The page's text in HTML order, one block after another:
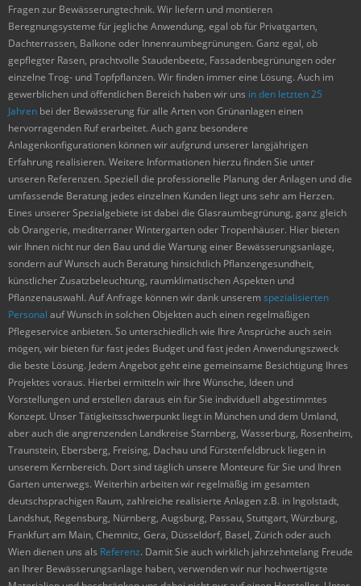
Fragen zur Bewässerungtechnik. Wir liefern und montieren
Beregnungsysteme für jegliche Anwendung, egal ob für Privatgarten,
Dachterrassen, Balkone oder Innenraumbegrünungen. Ganz egal, ob
gepflegter Rasen, prachtvolle Staudenbeete, Fassadenbegrünungen oder
einzelne Trog- und Topfpflanzen. Wir finden immer eine Lösung. Auch im
gewerblichen und öffentlichen Bereich haben wir uns in den letzten 25
Jahren bei der Bewässerung für alle Arten von Grünanlagen einen
hervorragenden Ruf erarbeitet. Auch ganz besondere
Anlagenkonfigurationen können wir aufgrund unserer langjährigen
Erfahrung realisieren. Weitere Informationen hierzu finden Sie unter
unseren Referenzen. Speziell die professionelle Planung der Anlagen und die
umfassende Beratung jedes einzelnen Kunden liegt uns sehr am Herzen.
Eines unserer Spezialgebiete ist dabei die Glasraumbegrünung, ganz gleich
ob Orangerie, mediterraner Wintergarten oder Tropenhäuser. Hier bieten
wir Ihnen nicht nur den Bau und die Wartung einer Bewässerungsanlage,
sondern auf Wunsch auch Beratung hinsichtlich Pflanzengesundheit,
künstlicher Zusatzbeleuchtung, raumklimatischen Aspekten und
Pflanzenauswahl. Auf Anfrage können wir dank unserem spezialisierten
Personal auf Wunsch in solchen Objekten auch einen regelmäßigen
Pflegeservice anbieten. So unterschiedlich wie Ihre Ansprüche auch sein
mögen, wir bieten für fast jedes Budget und fast jeden Anwendungszweck
die beste Lösung. Jedem Angebot geht eine gemeinsame Besichtigung Ihres
Projektes voraus. Hierbei ermitteln wir Ihre Wünsche, Ideen und
Vorstellungen und erstellen daraus ein für Sie individuell abgestimmtes
Konzept. Unser Tätigkeitsschwerpunkt liegt in München und dem Umland,
aber auch die angrenzenden Landkreise Starnberg, Wasserburg, Rosenheim,
Traunstein, Ebersberg, Freising, Dachau und Fürstenfeldbruck liegen in
unserem Kernbereich. Dort sind täglich unsere Monteure für Sie und Ihren
Garten unterwegs. Weiterhin arbeiten wir regelmäßig im gesamten
deutschsprachigen Raum, zahlreiche realisierte Anlagen z.B. in Ingolstadt,
Landshut, Regensburg, Nürnberg, Augsburg, Passau, Stuttgart, Würzburg,
Frankfurt am Main, Chemnitz, Gera, Düsseldorf, Basel, Zürich oder auch
Wien dienen uns als Referenz. Damit Sie auch wirklich jahrzehntelang Freude
an Ihrer Bewässerungsanlage haben, verwenden wir nur hochwertigste